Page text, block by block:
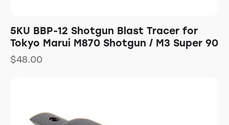
5KU BBP-12 Shotgun Blast Tracer for
Tokyo Marui M870 Shotgun / M3 Super 90
$48.00